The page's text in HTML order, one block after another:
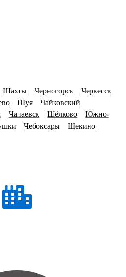
Шахты Черногорск
Черкесск
Шуя
Чайковский
Чапаевск Щёлково
Южно-
Чебоксары
Щекино